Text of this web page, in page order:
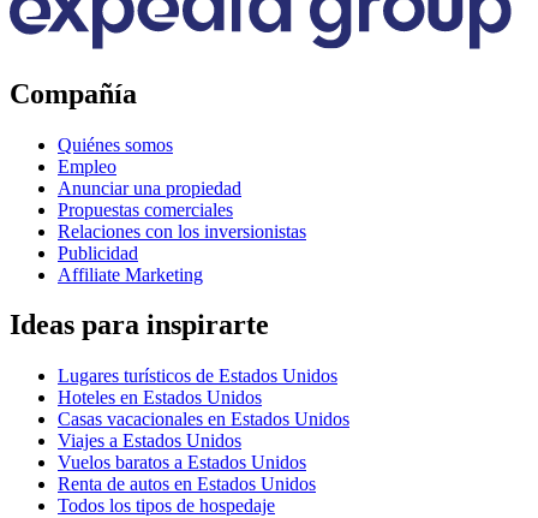
Compañía
Quiénes somos
Empleo
Anunciar una propiedad
Propuestas comerciales
Relaciones con los inversionistas
Publicidad
Affiliate Marketing
Ideas para inspirarte
Lugares turísticos de Estados Unidos
Hoteles en Estados Unidos
Casas vacacionales en Estados Unidos
Viajes a Estados Unidos
Vuelos baratos a Estados Unidos
Renta de autos en Estados Unidos
Todos los tipos de hospedaje